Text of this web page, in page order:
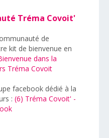
Tréma Covoit'
de
kit de bienvenue en
dans la
Tréma Covoit
facebook dédié à la
: (6) Tréma Covoit' -